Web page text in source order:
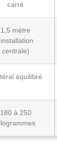
carré
1,5 mètre
centrale)
équilibré
180 à 250